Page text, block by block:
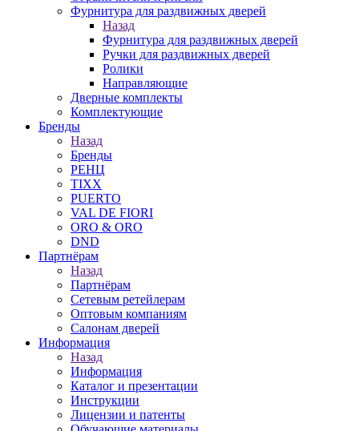
Фурнитура для раздвижных дверей
Назад
Фурнитура для раздвижных дверей
Ручки для раздвижных дверей
Ролики
Направляющие
Дверные комплекты
Комплектующие
Бренды
Назад
Бренды
РЕНЦ
TIXX
PUERTO
VAL DE FIORI
ORO & ORO
DND
Партнёрам
Назад
Партнёрам
Сетевым ретейлерам
Оптовым компаниям
Салонам дверей
Информация
Назад
Информация
Каталог и презентации
Инструкции
Лицензии и патенты